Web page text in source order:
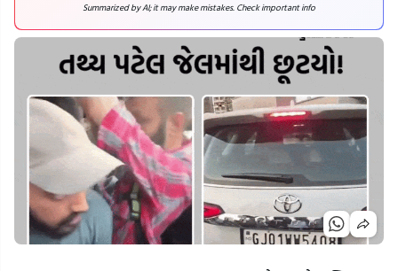
Summarized by AI; it may make mistakes. Check important info